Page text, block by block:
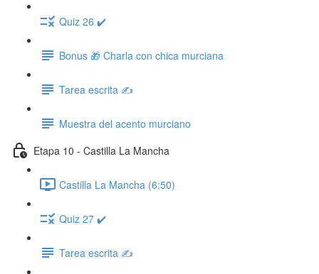
Quiz 26 ✔️
Bonus 🎁 Charla con chica murciana
Tarea escrita ✍️
Muestra del acento murciano
Etapa 10 - Castilla La Mancha
Castilla La Mancha (6:50)
Quiz 27 ✔️
Tarea escrita ✍️